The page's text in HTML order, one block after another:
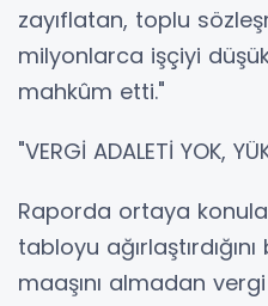
zayıflatan, toplu
milyonlarca işçiyi
mahkûm etti."
"VERGİ ADALETİ YOK,
Raporda ortaya
tabloyu
maaşını almadan